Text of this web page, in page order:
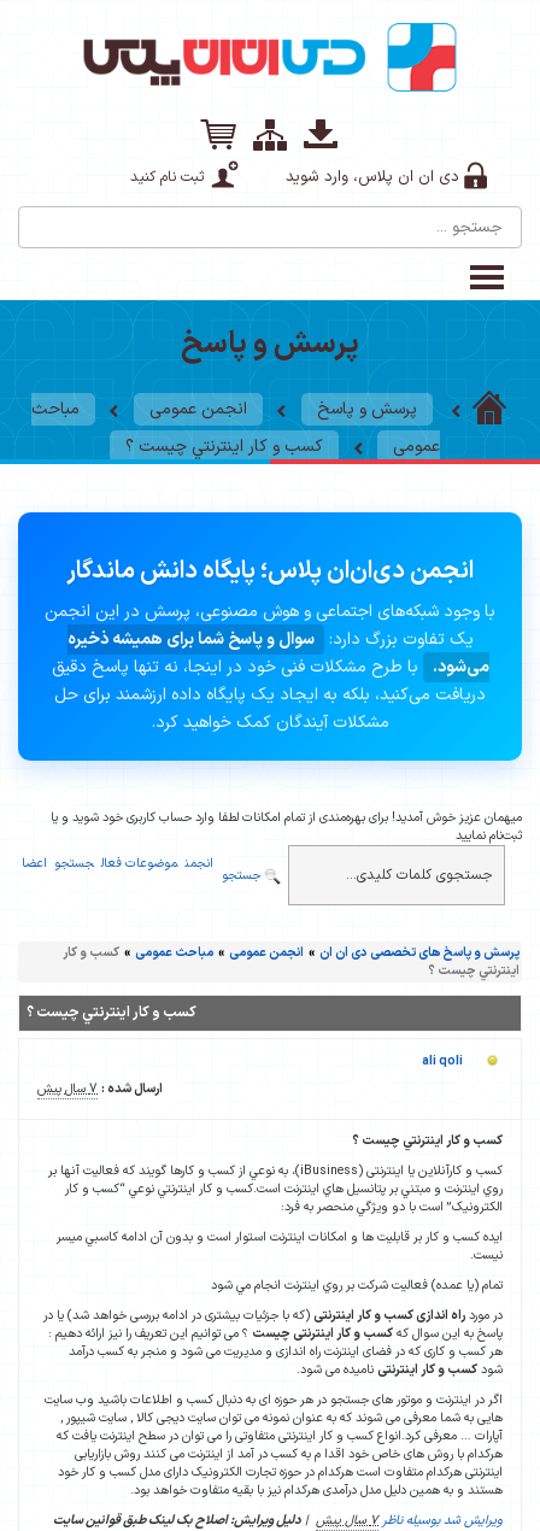
دی ان ان پلاس، وارد شوید ثبت نام کنید
پرسش و پاسخ
پرسش و پاسخ انجمن عمومی
مباحث
عمومی
کسب و کار اينترنتي چیست ؟
انجمن دی‌ان‌ان پلاس؛ پایگاه دانش ماندگار
با وجود شبکه‌های اجتماعی و هوش مصنوعی، پرسش در این انجمن
یک تفاوت بزرگ دارد: سوال و پاسخ شما برای همیشه ذخیره
می‌شود.
با طرح مشکلات فنی خود در اینجا، نه تنها پاسخ دقیق
دریافت می‌کنید، بلکه به ایجاد یک پایگاه داده ارزشمند برای حل
مشکلات آیندگان کمک خواهید کرد.
میهمان عزیز خوش آمدید! برای بهره‌مندی از تمام امکانات لطفا وارد حساب کاربری خود شوید و یا
ثبت‌نام نمایید
انجمن موضوعات فعال جستجو اعضا
جستجو
پرسش و پاسخ های تخصصی دی ان ان » انجمن عمومی » مباحث عمومی » کسب و کار
اينترنتي چیست ؟
کسب و کار اينترنتي چیست ؟
ali qoli
ارسال شده : 7 سال پیش
کسب و کار اينترنتي چیست ؟
کسب و کارآنلاین یا اینترنتی (iBusiness)، به نوعي از کسب و کارها گويند که فعاليت آنها بر
روي اينترنت و مبتني بر پتانسيل هاي اينترنت است.کسب و کار اينترنتي نوعي “کسب و کار
الکترونيک” است با دو ويژگي منحصر به فرد:
ايده کسب و کار بر قابليت ها و امکانات اينترنت استوار است و بدون آن ادامه کاسبي ميسر
نيست.
تمام (يا عمده) فعاليت شرکت بر روي اينترنت انجام مي شود
در موردراه اندازی کسب و کار اینترنتی (که با جزئیات بیشتری در ادامه بررسی خواهد شد) یا در
پاسخ به این سوال کهکسب و کار اینترنتی چیست ؟ می توانیم این تعریف را نیز ارائه دهیم :
هر کسب و کاری که در فضای اینترنت راه اندازی و مدیریت می شود و منجر به کسب درآمد
شودکسب و کار اینترنتی نامیده می شود.
اگر در اینترنت و موتور های جستجو در هر حوزه ای به دنبال کسب و اطلاعات باشید وب سایت
هایی به شما معرفی می شوند که به عنوان نمونه می توان سایت دیجی کالا , سایت شیپور ,
آپارات … معرفی کرد.انواع کسب و کار اینترنتی متفاوتی را می توان در سطح اینترنت یافت که
هرکدام با روش های خاص خود اقدا م به کسب در آمد از اینترنت می کنند روش بازاریابی
اینترنتی هرکدام متفاوت است هرکدام در حوزه تجارت الکترونیک دارای مدل کسب و کار خود
هستند و به همین دلیل مدل درآمدی هرکدام نیز با بقیه متفاوت خواهد بود.
ویرایش شد بوسیله ناظر 7 سال پیش |دلیل ویرایش: اصلاح بک لینک طبق قوانین سایت